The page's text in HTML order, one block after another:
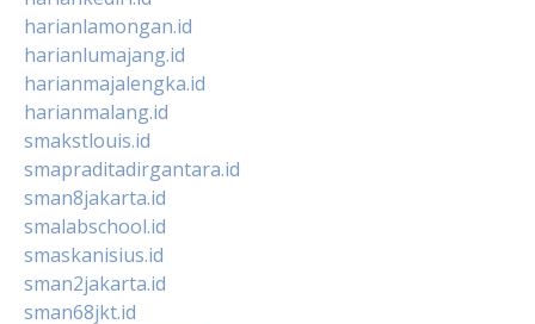
harianlamongan.id
harianlumajang.id
harianmajalengka.id
harianmalang.id
smakstlouis.id
smapraditadirgantara.id
sman8jakarta.id
smalabschool.id
smaskanisius.id
sman2jakarta.id
sman68jkt.id